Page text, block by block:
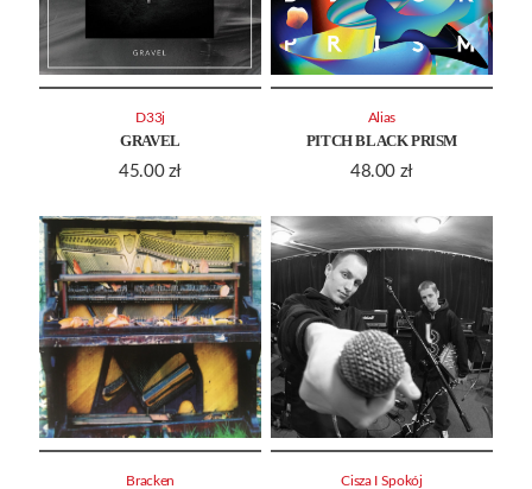
GRAVEL
45.00 zł
D33j
PITCH BLACK PRISM
48.00 zł
Alias
Bracken Cisza I Spokój